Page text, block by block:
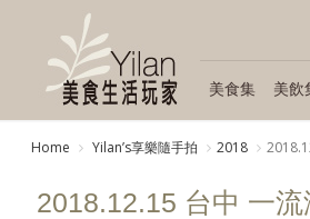
美食集 美飲
Home Yilanʼs享樂隨手拍 2018
2018.12.15 台中 一